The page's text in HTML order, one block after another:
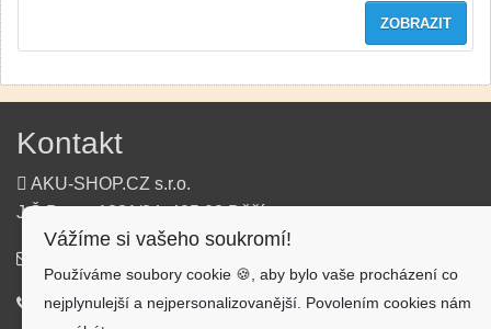
ZOBRAZIT
Kontakt
AKU-SHOP.CZ s.r.o.
J.Š.Baara 1331/34, 405 02 Děčín
720 500 500
Vážíme si vašeho soukromí!
Používáme soubory cookie 🍪, aby bylo vaše procházení co
nejplynulejší a nejpersonalizovanější. Povolením cookies nám